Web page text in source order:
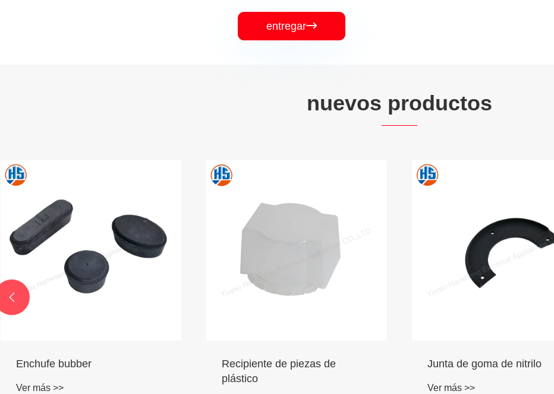
entregar
nuevos productos
Recipiente de piezas de
Junta de goma de nitrilo
Ver más >>
Piezas de goma moldeadas
Ver más >>
